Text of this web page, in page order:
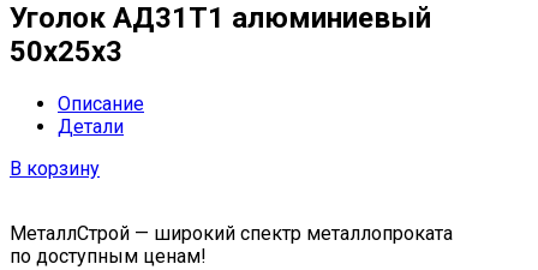
Уголок АД31Т1 алюминиевый
50х25х3
Описание
Детали
В корзину
МеталлСтрой — широкий спектр металлопроката
по доступным ценам!